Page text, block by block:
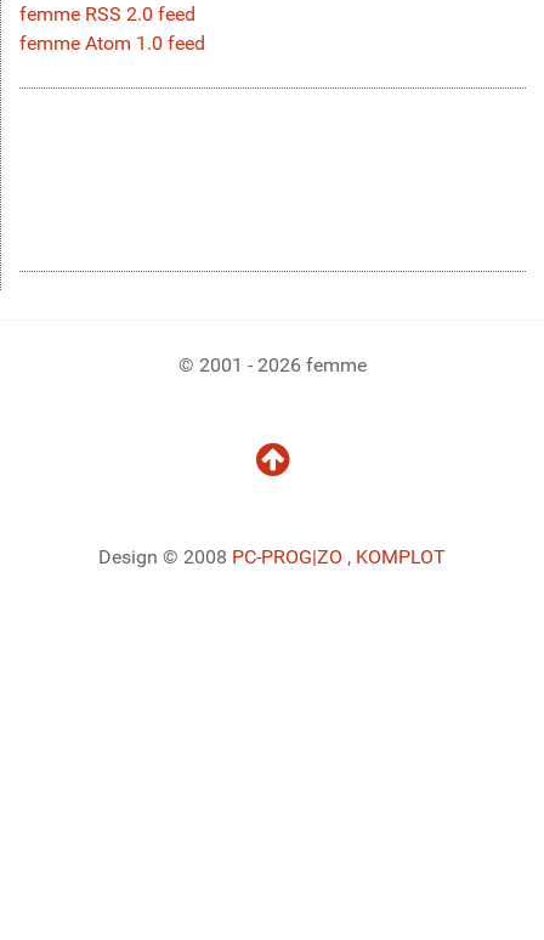
femme RSS 2.0 feed
femme Atom 1.0 feed
© 2001 - 2026 femme
Design © 2008 PC-PROG|ZO , KOMPLOT